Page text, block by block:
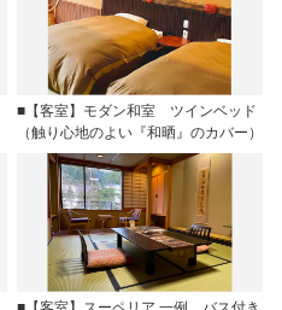
■【客室】モダン和室 ツインベッド
（触り心地のよい『和晒』のカバー）